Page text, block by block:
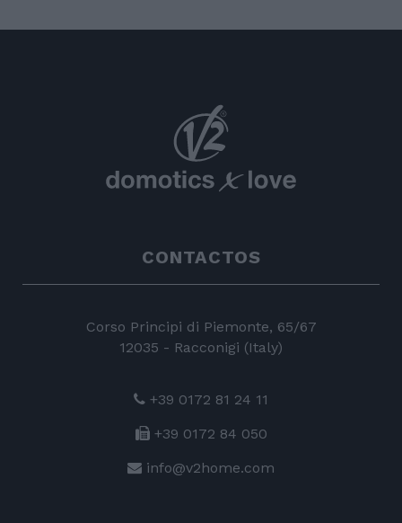
CONTACTOS
Corso Principi di Piemonte, 65/67
12035 - Racconigi (Italy)
+39 0172 81 24 11
+39 0172 84 050
info@v2home.com